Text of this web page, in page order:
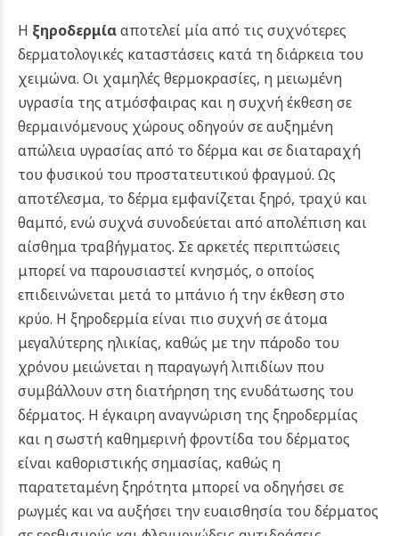
Η ξηροδερμίααποτελεί μία από τις συχνότερες
δερματολογικές καταστάσεις κατά τη διάρκεια του
χειμώνα. Οι χαμηλές θερμοκρασίες, η μειωμένη
υγρασία της ατμόσφαιρας και η συχνή έκθεση σε
θερμαινόμενους χώρους οδηγούν σε αυξημένη
απώλεια υγρασίας από το δέρμα και σε διαταραχή
του φυσικού του προστατευτικού φραγμού. Ως
αποτέλεσμα, το δέρμα εμφανίζεται ξηρό, τραχύ και
θαμπό, ενώ συχνά συνοδεύεται από απολέπιση και
αίσθημα τραβήγματος. Σε αρκετές περιπτώσεις
μπορεί να παρουσιαστεί κνησμός, ο οποίος
επιδεινώνεται μετά το μπάνιο ή την έκθεση στο
κρύο. Η ξηροδερμία είναι πιο συχνή σε άτομα
μεγαλύτερης ηλικίας, καθώς με την πάροδο του
χρόνου μειώνεται η παραγωγή λιπιδίων που
συμβάλλουν στη διατήρηση της ενυδάτωσης του
δέρματος. Η έγκαιρη αναγνώριση της ξηροδερμίας
και η σωστή καθημερινή φροντίδα του δέρματος
είναι καθοριστικής σημασίας, καθώς η
παρατεταμένη ξηρότητα μπορεί να οδηγήσει σε
ρωγμές και να αυξήσει την ευαισθησία του δέρματος